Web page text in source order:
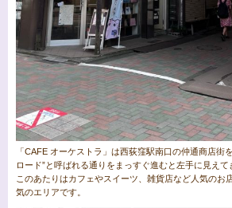
「CAFE オーケストラ」は西荻窪駅南口の仲通商店街
ロード”と呼ばれる通りをまっすぐ進むと左手に見えて
このあたりはカフェやスイーツ、雑貨店など人気のお
気のエリアです。